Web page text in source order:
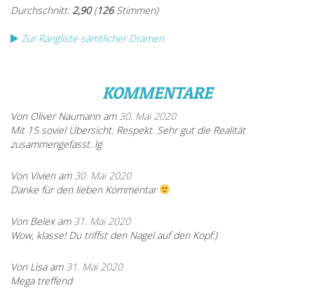
Zur Rangliste sämtlicher Dramen
KOMMENTARE
Von Oliver Naumann am 30. Mai 2020
Mit 15 soviel Übersicht. Respekt. Sehr gut die Realität
zusammengefasst. lg
Von Vivien am 30. Mai 2020
Danke für den lieben Kommentar
Von Belex am 31. Mai 2020
Wow, klasse! Du triffst den Nagel auf den Kopf:)
Von Lisa am 31. Mai 2020
Mega treffend